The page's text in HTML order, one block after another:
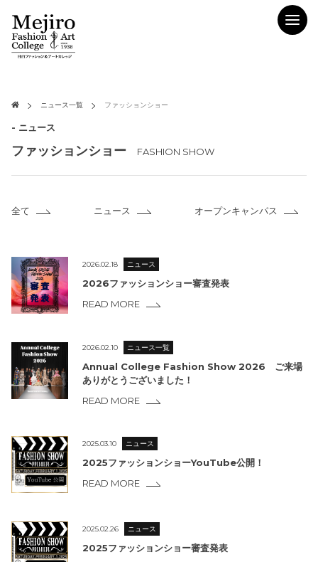
ニュース一覧 ファッションショー
- ニュース
ファッションショー FASHION SHOW
全て ニュース オープンキャンパス
2026.02.18 ニュース
2026ファッションショー審査発表
READ MORE
2026.02.10 ニュース一覧
Annual College Fashion Show 2026 ご来場
ありがとうございました！
READ MORE
2025.03.10 ニュース
2025ファッションショーYouTube公開！
READ MORE
2025.02.26 ニュース
2025ファッションショー審査発表